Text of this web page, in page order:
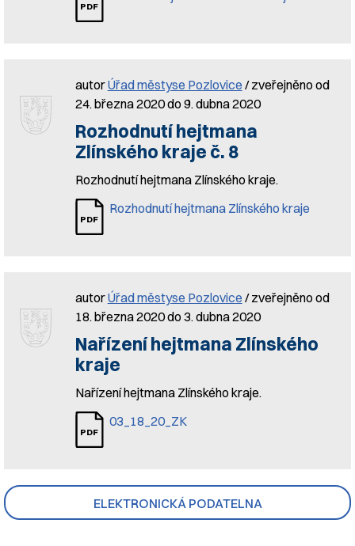
ELEKTRONICKÁ PODATELNA
autorÚřad městyse Pozlovice / zveřejněno od
24. března 2020 do 9. dubna 2020
Rozhodnutí hejtmana
Zlínského kraje č. 8
Rozhodnutí hejtmana Zlínského kraje.
Rozhodnutí hejtmana Zlínského kraje
autorÚřad městyse Pozlovice / zveřejněno od
18. března 2020 do 3. dubna 2020
Nařízení hejtmana Zlínského
kraje
Nařízení hejtmana Zlínského kraje.
03_18_20_ZK